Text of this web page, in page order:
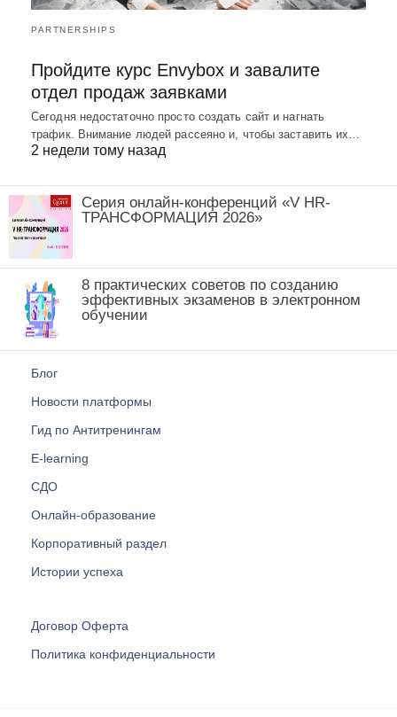
PARTNERSHIPS
Пройдите курс Envybox и завалите
отдел продаж заявками
Сегодня недостаточно просто создать сайт и нагнать
трафик. Внимание людей рассеяно и, чтобы заставить их…
2 недели тому назад
Серия онлайн-конференций «V HR-
ТРАНСФОРМАЦИЯ 2026»
8 практических советов по созданию
эффективных экзаменов в электронном
обучении
Блог
Новости платформы
Гид по Антитренингам
E-learning
СДО
Онлайн-образование
Корпоративный раздел
Истории успеха
Договор Оферта
Политика конфиденциальности